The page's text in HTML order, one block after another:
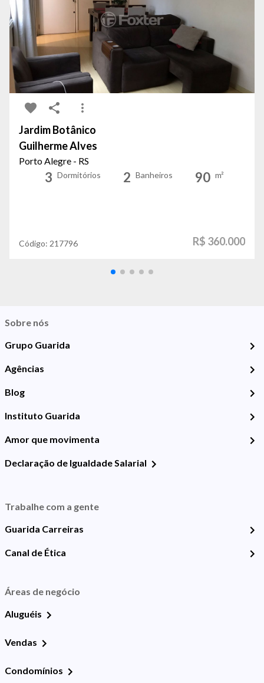
Jardim Botânico
Guilherme Alves
Porto Alegre - RS
3 Dormitórios 2 Banheiros 90 m²
Código: 217796 R$ 360.000
Sobre nós
Grupo Guarida
Agências
Blog
Instituto Guarida
Amor que movimenta
Declaração de Igualdade Salarial
Trabalhe com a gente
Guarida Carreiras
Canal de Ética
Áreas de negócio
Aluguéis
Vendas
Condomínios